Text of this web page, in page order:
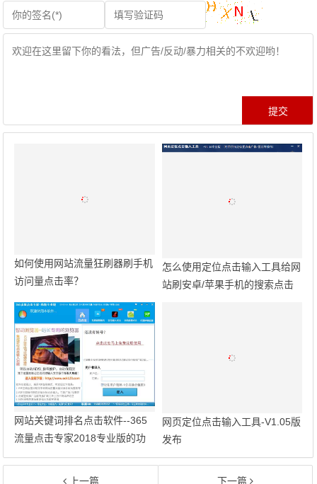
如何使用网站流量狂刷器刷手机
访问量点击率？
怎么使用定位点击输入工具给网
站刷安卓/苹果手机的搜索点击
网站关键词排名点击软件--365
流量点击专家2018专业版的功
能介绍
网页定位点击输入工具-V1.05版
发布
上一篇 下一篇